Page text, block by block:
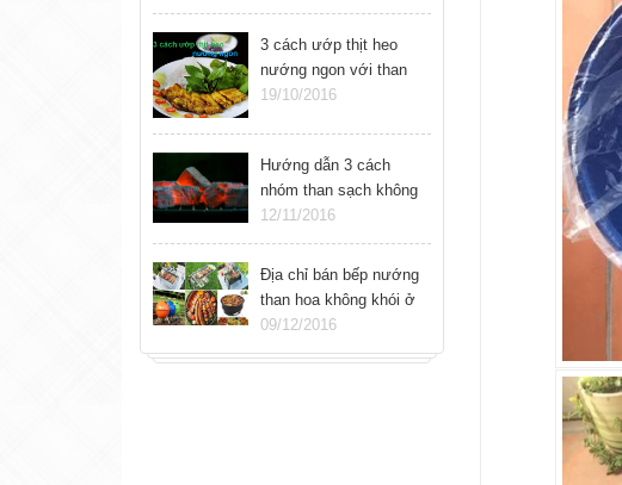
ở Hà Nội
3 cách ướp thịt heo
nướng ngon với than
sạch không khói
19/10/2016
Hướng dẫn 3 cách
nhóm than sạch không
khói đơn giản
12/11/2016
Địa chỉ bán bếp nướng
than hoa không khói ở
Hà Nội
09/12/2016